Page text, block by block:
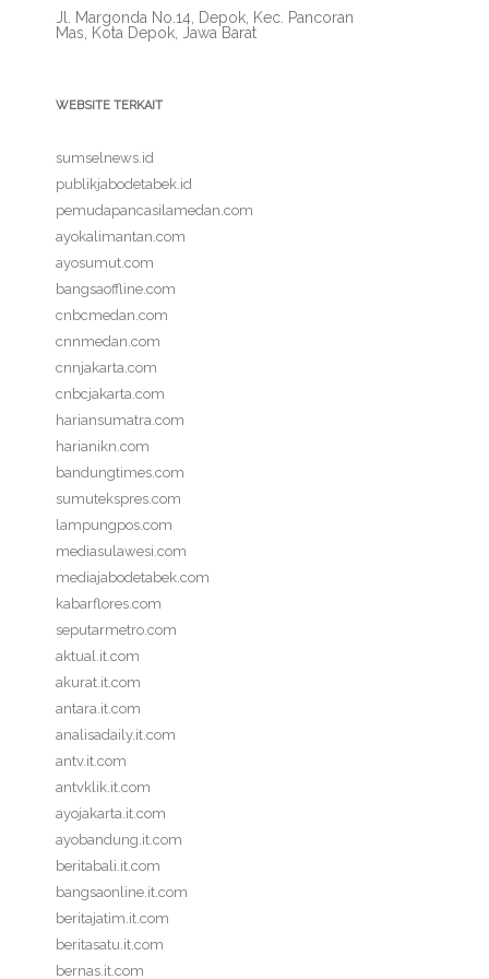
Jl. Margonda No.14, Depok, Kec. Pancoran
Mas, Kota Depok, Jawa Barat
WEBSITE TERKAIT
sumselnews.id
publikjabodetabek.id
pemudapancasilamedan.com
ayokalimantan.com
ayosumut.com
bangsaoffline.com
cnbcmedan.com
cnnmedan.com
cnnjakarta.com
cnbcjakarta.com
hariansumatra.com
harianikn.com
bandungtimes.com
sumutekspres.com
lampungpos.com
mediasulawesi.com
mediajabodetabek.com
kabarflores.com
seputarmetro.com
aktual.it.com
akurat.it.com
antara.it.com
analisadaily.it.com
antv.it.com
antvklik.it.com
ayojakarta.it.com
ayobandung.it.com
beritabali.it.com
bangsaonline.it.com
beritajatim.it.com
beritasatu.it.com
bernas.it.com